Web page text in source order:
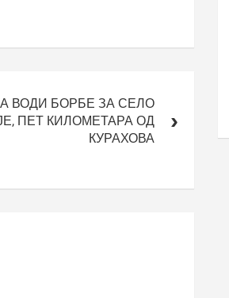
ВОДИ БОРБЕ ЗА СЕЛО
ПЕТ КИЛОМЕТАРА ОД
КУРАХОВА